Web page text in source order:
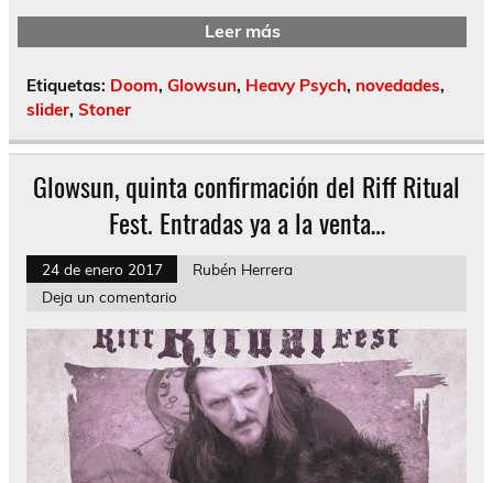
Leer más
Etiquetas: Doom, Glowsun, Heavy Psych, novedades,
slider, Stoner
Glowsun, quinta confirmación del Riff Ritual
Fest. Entradas ya a la venta…
24 de enero 2017
Rubén Herrera
Deja un comentario